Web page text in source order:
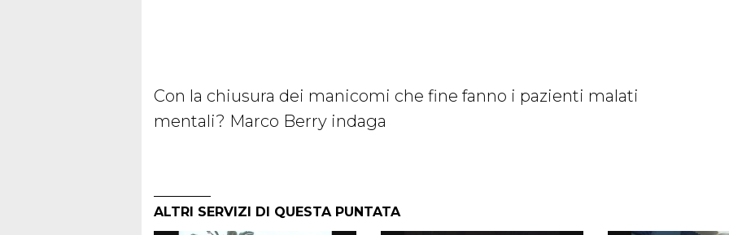
Con la chiusura dei manicomi che fine fanno i pazienti malati
mentali? Marco Berry indaga
ALTRI SERVIZI DI QUESTA PUNTATA